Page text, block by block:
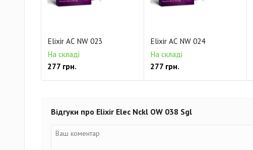
Elixir AC NW 023
На складі
277 грн.
Elixir AC NW 024
На складі
277 грн.
Відгуки про Elixir Elec Nckl OW 038 Sgl